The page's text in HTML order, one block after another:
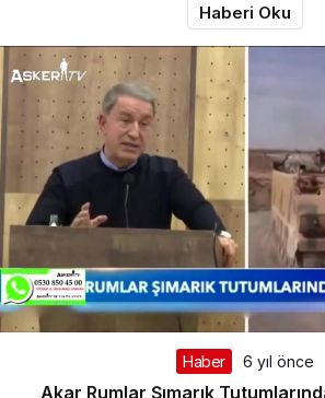
Haberi Oku
Haber 6 yıl önce
Akar Rumlar Şımarık